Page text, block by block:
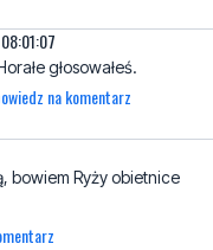
głosowałeś.
na komentarz
bowiem Ryży obietnice